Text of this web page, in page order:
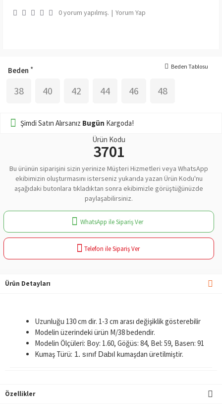
0 yorum yapılmış. | Yorum Yap
Beden
38 40 42 44 46 48
Beden Tablosu
Şimdi Satın Alırsanız Bugün Kargoda!
Ürün Kodu
3701
Bu ürünün siparişini sizin yerinize Müşteri Hizmetleri veya WhatsApp
ekibimizin oluşturmasını isterseniz yukarıda yazan Ürün Kodu'nu
aşağıdaki butonlara tıkladıktan sonra ekibimizle görüştüğünüzde
paylaşabilirsiniz.
WhatsApp ile Sipariş Ver
Telefon ile Sipariş Ver
Ürün Detayları
Uzunluğu 130 cm dir. 1-3 cm arası değişiklik gösterebilir
Modelin üzerindeki ürün M/38 bedendir.
Modelin Ölçüleri: Boy: 1.60, Göğüs: 84, Bel: 59, Basen: 91
Kumaş Türü: 1. sınıf Dabıl kumaşdan üretilmiştir.
Özellikler